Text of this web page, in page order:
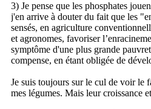
3) Je pense que les phosphates
j'en arrive à douter du fait que les
sensés, en agriculture
et agronomes, favoriser
symptôme d'une plus grande
compense, en étant obligée de
Je suis toujours sur le cul de voir le
mes légumes. Mais leur croissance